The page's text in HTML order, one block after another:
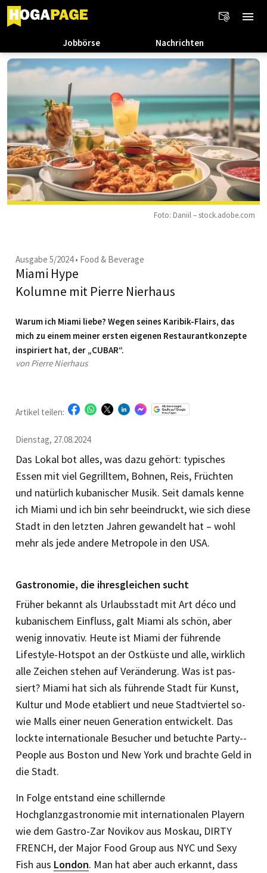
Jobbörse Nachrichten
Foto: Daniil – stock.adobe.com
Ausgabe 5/2024• Food & Beverage
Miami Hype
Kolumne mit Pierre Nierhaus
Warum ich Miami liebe? Wegen seines Karibik-Flairs, das
mich zu einem meiner ersten eigenen Restaurantkonzepte
inspiriert hat, der „CUBAR“.
von Pierre Nierhaus
Dienstag, 27.08.2024
Artikel teilen:
Das Lokal bot alles, was dazu gehört: typisches
Essen mit viel Gegrilltem, Bohnen, Reis, Früchten
und natürlich kubanischer Musik. Seit damals kenne
ich Miami und ich bin sehr beeindruckt, wie sich diese
Stadt in den letzten Jahren gewandelt hat – wohl
mehr als jede andere Metro­pole in den USA.
Gastronomie, die ihresgleichen sucht
Früher bekannt als Urlaubsstadt mit Art déco und
kubanischem Einfluss, galt Miami als schön, aber
wenig innovativ. Heute ist Miami der führende
Lifestyle-Hotspot an der Ostküste und alle, wirklich
alle Zeichen stehen auf Veränderung. Was ist pas­
siert? Miami hat sich als führende Stadt für Kunst,
Kultur und Mode etabliert und neue Stadtviertel so­
wie Malls einer neuen Generation entwickelt. Das
lockte internatio­nale Besucher und betuchte Party-­
People aus Boston und New York und brachte Geld in
die Stadt.
In Folge entstand eine schillernde
Hochglanzgastronomie mit internationalen Playern
wie dem Gastro-­Zar Novikov aus Moskau, DIRTY
FRENCH, der Major Food Group aus NYC und Sexy
Fish aus London. Man hat aber auch erkannt, dass